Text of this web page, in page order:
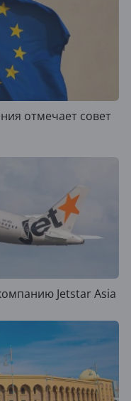
отмечает совет
Jetstar Asia